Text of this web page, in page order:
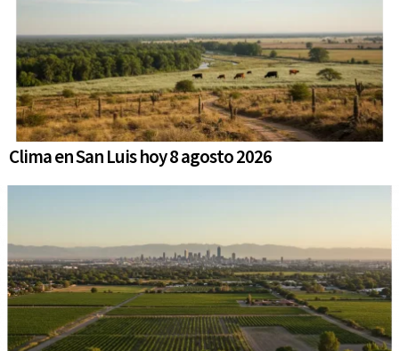
Clima en San Luis hoy 8 agosto 2026